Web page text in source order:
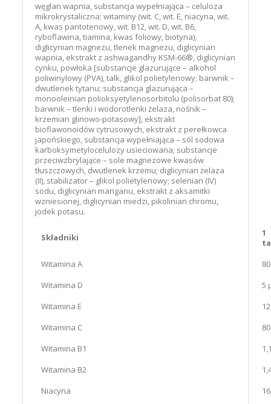
węglan wapnia, substancja wypełniająca – celuloza
mikrokrystaliczna; witaminy (wit. C, wit. E, niacyna, wit.
A, kwas pantotenowy, wit. B12, wit. D, wit. B6,
ryboflawina, tiamina, kwas foliowy, biotyna),
diglicynian magnezu, tlenek magnezu, diglicynian
wapnia, ekstrakt z ashwagandhy KSM-66®, diglicynian
cynku, powłoka [substancje glazurujące – alkohol
poliwinylowy (PVA), talk, glikol polietylenowy; barwnik –
dwutlenek tytanu; substancja glazurująca –
monooleinian polioksyetylenosorbitolu (polisorbat 80);
barwnik – tlenki i wodorotlenki żelaza, nośnik –
krzemian glinowo-potasowy], ekstrakt
bioflawonoidów cytrusowych, ekstrakt z perełkowca
japońskiego, substancja wypełniająca – sól sodowa
karboksymetylocelulozy usieciowana; substancje
przeciwzbrylające – sole magnezowe kwasów
tłuszczowych, dwutlenek krzemu; diglicynian żelaza
(II), stabilizator – glikol polietylenowy; selenian (IV)
sodu, diglicynian manganu, ekstrakt z aksamitki
wzniesionej, diglicynian miedzi, pikolinian chromu,
jodek potasu.
Składniki
1
Witamina A
Witamina D
5
Witamina E
Witamina C
Witamina B1
Witamina B2
Niacyna